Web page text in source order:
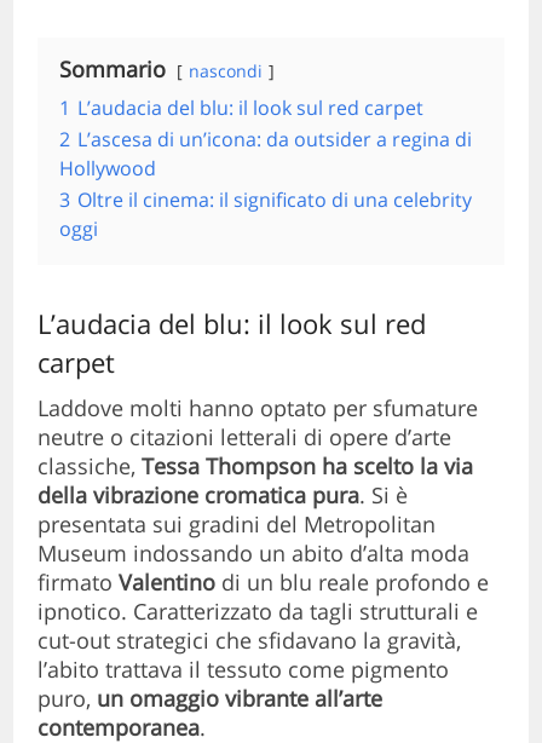
Sommario nascondi
1 L’audacia del blu: il look sul red carpet
2 L’ascesa di un’icona: da outsider a regina di
Hollywood
3 Oltre il cinema: il significato di una celebrity
oggi
L’audacia del blu: il look sul red
carpet
Laddove molti hanno optato per sfumature
neutre o citazioni letterali di opere d’arte
classiche,Tessa Thompson ha scelto la via
della vibrazione cromatica pura. Si è
presentata sui gradini del Metropolitan
Museum indossando un abito d’alta moda
firmatoValentino di un blu reale profondo e
ipnotico. Caratterizzato da tagli strutturali e
cut-out strategici che sfidavano la gravità,
l’abito trattava il tessuto come pigmento
puro, un omaggio vibrante all’arte
contemporanea.